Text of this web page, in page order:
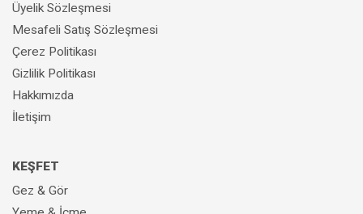
Üyelik Sözleşmesi
Mesafeli Satış Sözleşmesi
Çerez Politikası
Gizlilik Politikası
Hakkımızda
İletişim
KEŞFET
Gez & Gör